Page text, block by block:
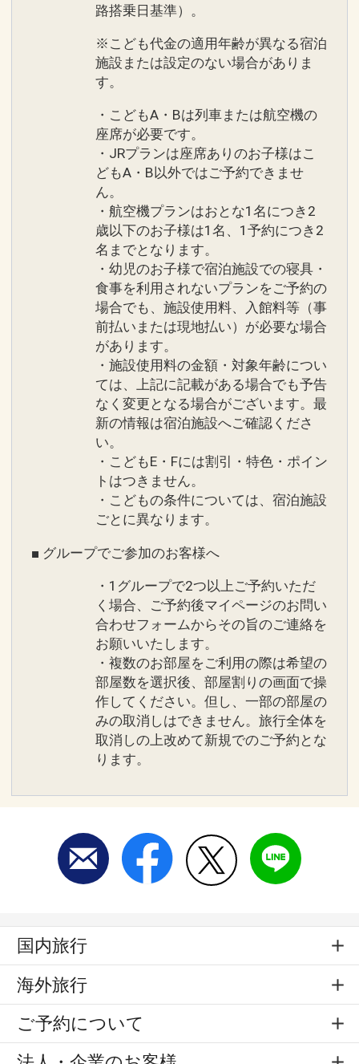
路搭乗日基準）。
※こども代金の適用年齢が異なる宿泊
施設または設定のない場合がありま
す。
・こどもA・Bは列車または航空機の
座席が必要です。
・JRプランは座席ありのお子様はこ
どもA・B以外ではご予約できませ
ん。
・航空機プランはおとな1名につき2
歳以下のお子様は1名、1予約につき2
名までとなります。
・幼児のお子様で宿泊施設での寝具・
食事を利用されないプランをご予約の
場合でも、施設使用料、入館料等（事
前払いまたは現地払い）が必要な場合
があります。
・施設使用料の金額・対象年齢につい
ては、上記に記載がある場合でも予告
なく変更となる場合がございます。最
新の情報は宿泊施設へご確認くださ
い。
・こどもE・Fには割引・特色・ポイン
トはつきません。
・こどもの条件については、宿泊施設
ごとに異なります。
■ グループでご参加のお客様へ
・1グループで2つ以上ご予約いただ
く場合、ご予約後マイページのお問い
合わせフォームからその旨のご連絡を
お願いいたします。
・複数のお部屋をご利用の際は希望の
部屋数を選択後、部屋割りの画面で操
作してください。但し、一部の部屋の
みの取消しはできません。旅行全体を
取消しの上改めて新規でのご予約とな
ります。
国内旅行
海外旅行
ご予約について